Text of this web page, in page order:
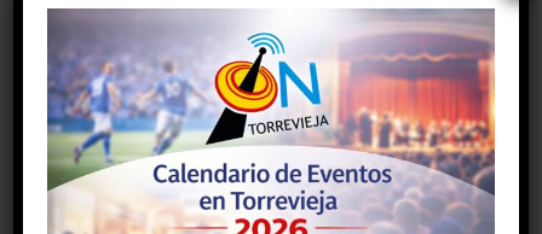
Facebook Twitter